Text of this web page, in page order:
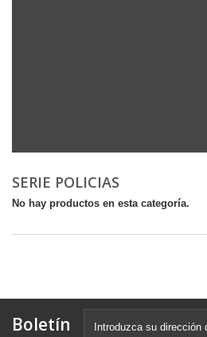
SERIE POLICIAS
No hay productos en esta categoría.
Boletín